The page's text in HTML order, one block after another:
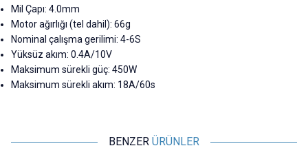
Mil Çapı: 4.0mm
Motor ağırlığı (tel dahil): 66g
Nominal çalışma gerilimi: 4-6S
Yüksüz akım: 0.4A/10V
Maksimum sürekli güç: 450W
Maksimum sürekli akım: 18A/60s
BENZER ÜRÜNLER